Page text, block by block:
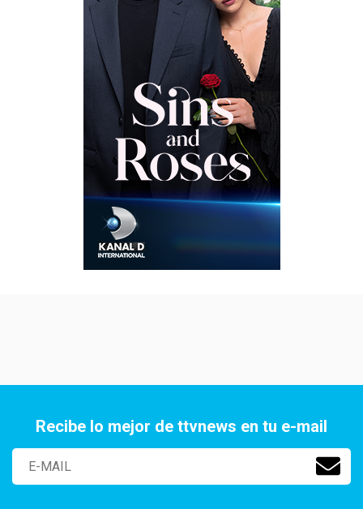
Recibe lo mejor de ttvnews en tu e-mail